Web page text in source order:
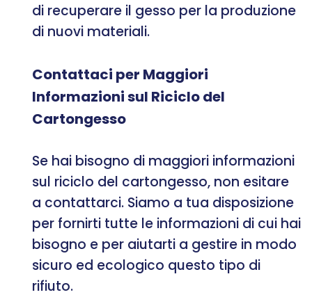
di recuperare il gesso per la produzione
di nuovi materiali.
Contattaci per Maggiori
Informazioni sul Riciclo del
Cartongesso
Se hai bisogno di maggiori informazioni
sul riciclo del cartongesso, non esitare
a contattarci. Siamo a tua disposizione
per fornirti tutte le informazioni di cui hai
bisogno e per aiutarti a gestire in modo
sicuro ed ecologico questo tipo di
rifiuto.